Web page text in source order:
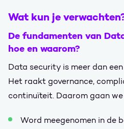
Wat kun je
De fundamenten van
hoe en waarom?
Data security is meer dan
Het raakt governance,
continuïteit. Daarom gaan
Word meegenomen in de